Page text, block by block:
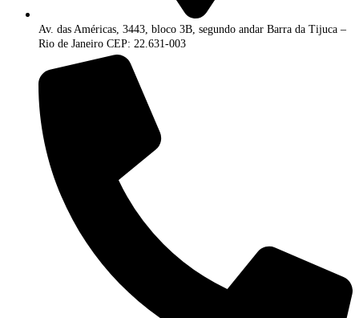
Av. das Américas, 3443, bloco 3B, segundo andar Barra da Tijuca –
Rio de Janeiro CEP: 22.631-003